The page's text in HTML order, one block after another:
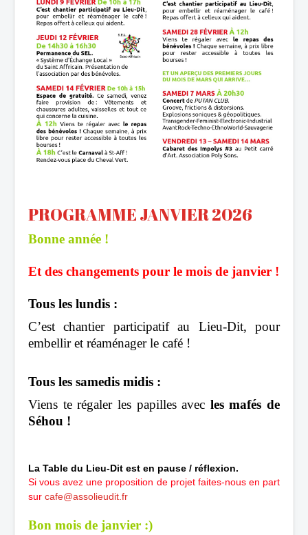
PROGRAMME JANVIER 2026
Bonne année !
Et des changements pour le mois de janvier !
Tous les lundis :
C’est chantier participatif au Lieu-Dit, pour
embellir et réaménager le café !
Tous les samedis midis :
Viens te régaler les papilles avec les mafés de
Séhou !
La Table du Lieu-Dit est en pause / réflexion.
Si vous avez une proposition de projet faites-nous en part
sur cafe@assolieudit.fr
Bon mois de janvier :)